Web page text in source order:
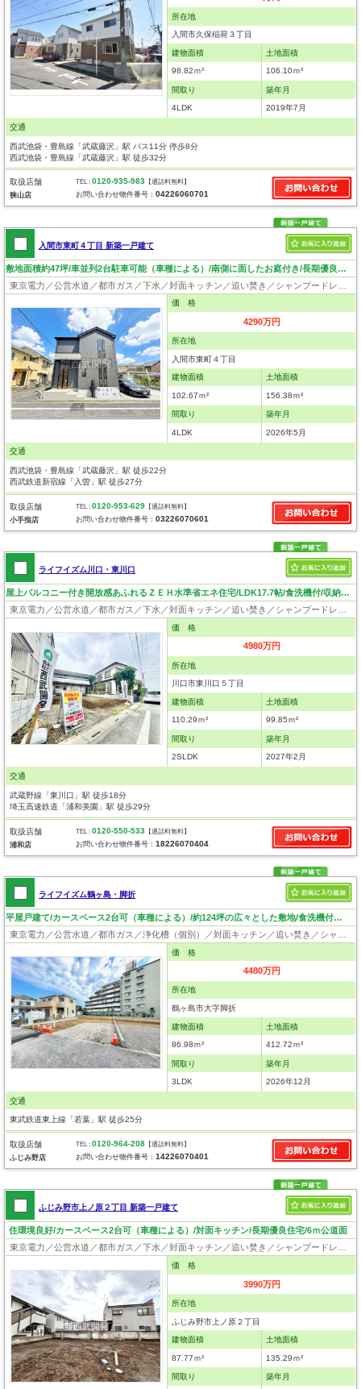
所在地
入間市久保稲荷３丁目
建物面積
98.82ｍ²
土地面積
106.10ｍ²
間取り
4LDK
築年月
2019年7月
交通
西武池袋・豊島線「武蔵藤沢」駅 バス11分 停歩8分
西武池袋・豊島線「武蔵藤沢」駅 徒歩32分
取扱店舗
狭山店
TEL :0120-935-983 【通話料無料】
お問い合わせ物件番号：04226060701
入間市東町４丁目 新築一戸建て
敷地面積約47坪/車並列2台駐車可能（車種による）/南側に面したお庭付き/長期優良住宅
価 格
4290万円
所在地
入間市東町４丁目
建物面積
102.67ｍ²
土地面積
156.38ｍ²
間取り
4LDK
築年月
2026年5月
交通
西武池袋・豊島線「武蔵藤沢」駅 徒歩22分
西武鉄道新宿線「入曽」駅 徒歩27分
取扱店舗
小手指店
TEL :0120-953-629 【通話料無料】
お問い合わせ物件番号：03226070601
ライフイズム川口・東川口
屋上バルコニー付き開放感あふれるＺＥＨ水準省エネ住宅/LDK17.7帖/食洗機付/収納豊富/閑静な住宅地！
価 格
4980万円
所在地
川口市東川口５丁目
建物面積
110.29ｍ²
土地面積
99.85ｍ²
間取り
2SLDK
築年月
2027年2月
交通
武蔵野線「東川口」駅 徒歩18分
埼玉高速鉄道「浦和美園」駅 徒歩29分
取扱店舗
浦和店
TEL :0120-550-533 【通話料無料】
お問い合わせ物件番号：18226070404
ライフイズム鶴ヶ島・脚折
平屋戸建て/カースペース2台可（車種による）/約124坪の広々とした敷地/食洗機付き/ZEH水準省エネ住宅
価 格
4480万円
所在地
鶴ヶ島市大字脚折
建物面積
86.98ｍ²
土地面積
412.72ｍ²
間取り
3LDK
築年月
2026年12月
交通
東武鉄道東上線「若葉」駅 徒歩25分
取扱店舗
ふじみ野店
TEL :0120-964-208 【通話料無料】
お問い合わせ物件番号：14226070401
ふじみ野市上ノ原２丁目 新築一戸建て
住環境良好/カースペース2台可（車種による）/対面キッチン/長期優良住宅/6ｍ公道面
価 格
3990万円
所在地
ふじみ野市上ノ原２丁目
建物面積
87.77ｍ²
土地面積
135.29ｍ²
間取り 築年月